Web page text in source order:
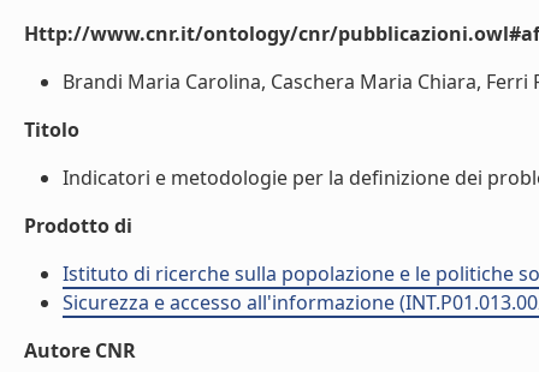
Http://www.cnr.it/ontology/cnr/
Brandi Maria Carolina, Caschera Maria Chiara, Ferri
Titolo
Indicatori e metodologie per la definizione dei
Prodotto di
Istituto di ricerche sulla popolazione e le politiche
Sicurezza e accesso all'informazione
Autore CNR